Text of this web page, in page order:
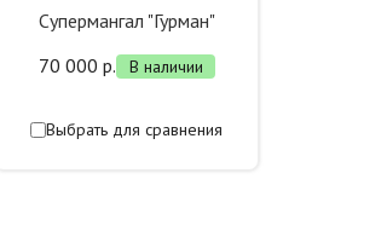
Супермангал "Гурман"
70 000 р.
В наличии
Выбрать для сравнения